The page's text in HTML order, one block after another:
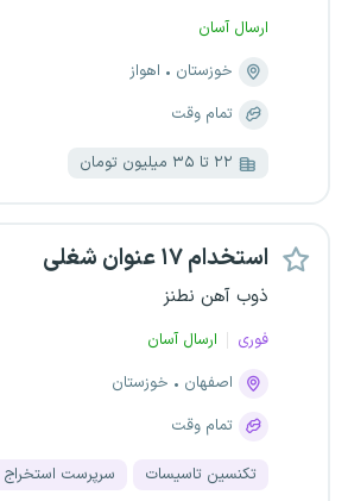
ارسال آسان
خوزستان
اهواز
تمام وقت
۲۲ تا ۳۵ میلیون تومان
استخدام ۱۷ عنوان شغلی
ذوب آهن نطنز
فوری
ارسال آسان
اصفهان
خوزستان
تمام وقت
تکنسین تاسیسات سرپرست